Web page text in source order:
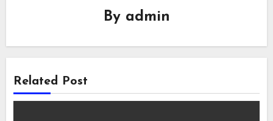
By admin
Related Post